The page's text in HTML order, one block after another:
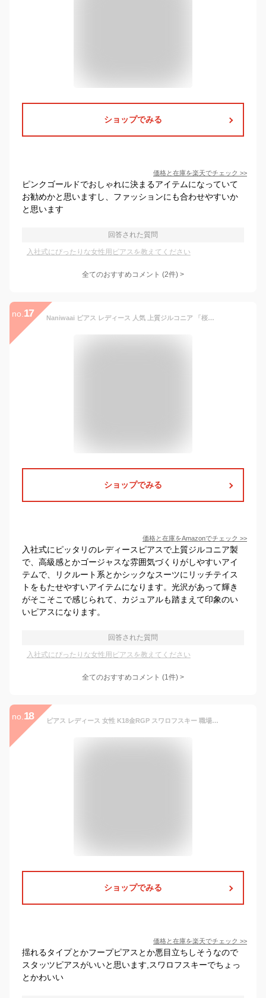
ショップでみる
価格と在庫を楽天でチェック >>
ピンクゴールドでおしゃれに決まるアイテムになっていて
お勧めかと思いますし、ファッションにも合わせやすいか
と思います
回答された質問
入社式にぴったりな女性用ピアスを教えてください
全てのおすすめコメント (2件) >
no. 17 Naniwaai ピアス レディース 人気 上質ジルコニア 「桜の姫」 ピアス 金属アレルギー対応 シルバー925 18金 ブラチラメッキ 可愛い 花 仕事 アクセサリー プレゼント お誕生日 母の日 記念日 クリスマス
ショップでみる
価格と在庫をAmazonでチェック >>
入社式にピッタリのレディースピアスで上質ジルコニア製
で、高級感とかゴージャスな雰囲気づくりがしやすいアイ
テムで、リクルート系とかシックなスーツにリッチテイス
トをもたせやすいアイテムになります。光沢があって輝き
がそこそこで感じられて、カジュアルも踏まえて印象のい
いピアスになります。
回答された質問
入社式にぴったりな女性用ピアスを教えてください
全てのおすすめコメント (1件) >
no. 18 ピアス レディース 女性 K18金RGP スワロフスキー 職場 可愛い 入学式 入園式 卒業式 結婚式 ホワイトゴールド 金属アレルギー
ショップでみる
価格と在庫を楽天でチェック >>
揺れるタイプとかフープピアスとか悪目立ちしそうなので
スタッツピアスがいいと思います,スワロフスキーでちょっ
とかわいい